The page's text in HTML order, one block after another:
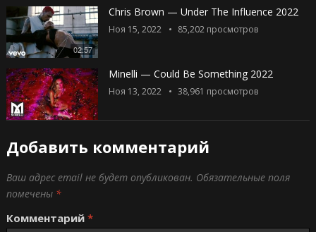
02:57
Chris Brown — Under The Influence 2022
Ноя 15, 2022 85,202просмотров
Minelli — Could Be Something 2022
Ноя 13, 2022 38,961 просмотров
Добавить комментарий
Ваш адрес email не будет опубликован. Обязательные поля
помечены *
Комментарий *